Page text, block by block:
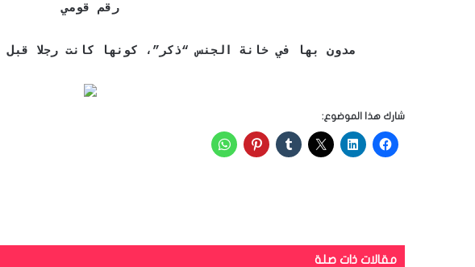
رقم قومي
مدون بها في خانة الجنس “ذكر”، كونها كانت رجلا
شارك هذا الموضوع:
مقالات ذات صلة